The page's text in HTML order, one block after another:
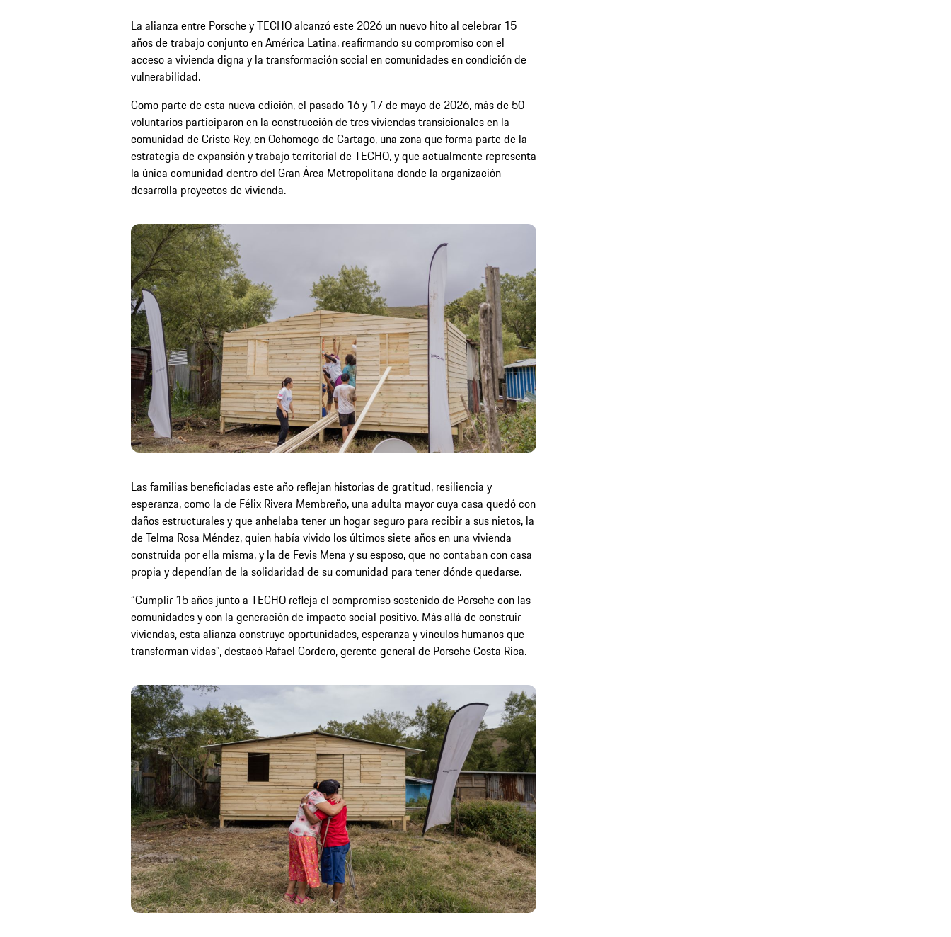
La alianza entre Porsche y TECHO alcanzó este 2026 un nuevo hito al celebrar 15
años de trabajo conjunto en América Latina, reafirmando su compromiso con el
acceso a vivienda digna y la transformación social en comunidades en condición de
vulnerabilidad.
Como parte de esta nueva edición, el pasado 16 y 17 de mayo de 2026, más de 50
voluntarios participaron en la construcción de tres viviendas transicionales en la
comunidad de Cristo Rey, en Ochomogo de Cartago, una zona que forma parte de la
estrategia de expansión y trabajo territorial de TECHO, y que actualmente representa
la única comunidad dentro del Gran Área Metropolitana donde la organización
desarrolla proyectos de vivienda.
Las familias beneficiadas este año reflejan historias de gratitud, resiliencia y
esperanza, como la de Félix Rivera Membreño, una adulta mayor cuya casa quedó con
daños estructurales y que anhelaba tener un hogar seguro para recibir a sus nietos, la
de Telma Rosa Méndez, quien había vivido los últimos siete años en una vivienda
construida por ella misma, y la de Fevis Mena y su esposo, que no contaban con casa
propia y dependían de la solidaridad de su comunidad para tener dónde quedarse.
“Cumplir 15 años junto a TECHO refleja el compromiso sostenido de Porsche con las
comunidades y con la generación de impacto social positivo. Más allá de construir
viviendas, esta alianza construye oportunidades, esperanza y vínculos humanos que
transforman vidas”, destacó Rafael Cordero, gerente general de Porsche Costa Rica.